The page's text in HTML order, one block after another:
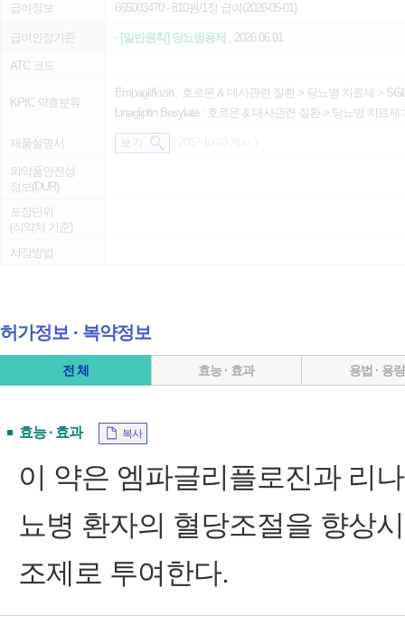
급여정보 665003470- 810원/1정 급여(2026-05-01)
급여인정기준 · [일반원칙] 당뇨병용제 , 2026.06.01
ATC 코드
KPIC 약효분류
Empagliflozin : 호르몬 & 대사관련 질환 > 당뇨병 치료제 >
Linagliptin Besylate : 호르몬 & 대사관련 질환 > 당뇨병 치료제
제품설명서 보 기
의약품안전성
정보(DUR)
포장단위
(식약처 기준)
저장방법
허가정보 ∙ 복약정보
전 체 효능 · 효과 용법 · 용량
효능 · 효과 복사
이 약은 엠파글리플로진과 리
뇨병 환자의 혈당조절을 향상
조제로 투여한다.